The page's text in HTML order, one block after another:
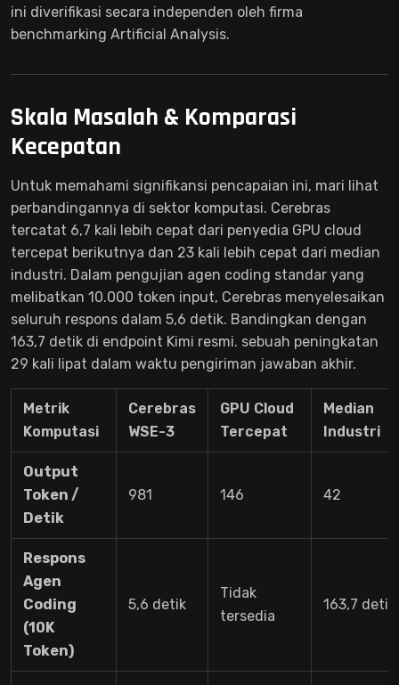
ini diverifikasi secara independen oleh firma
benchmarking Artificial Analysis.
Skala Masalah & Komparasi
Kecepatan
Untuk memahami signifikansi pencapaian ini, mari lihat
perbandingannya di sektor komputasi. Cerebras
tercatat 6,7 kali lebih cepat dari penyedia GPU cloud
tercepat berikutnya dan 23 kali lebih cepat dari median
industri. Dalam pengujian agen coding standar yang
melibatkan 10.000 token input, Cerebras menyelesaikan
seluruh respons dalam 5,6 detik. Bandingkan dengan
163,7 detik di endpoint Kimi resmi. sebuah peningkatan
29 kali lipat dalam waktu pengiriman jawaban akhir.
Metrik
Komputasi
Cerebras
WSE-3
GPU Cloud
Tercepat
Median
Industri
Output
Token /
Detik
981 146 42
Respons
Agen
Coding
(10K
Token)
5,6 detik
Tidak
tersedia
163,7 detik